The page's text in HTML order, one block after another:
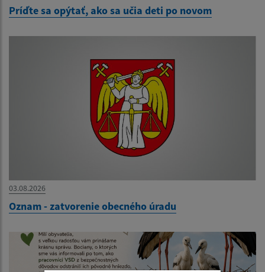
Príďte sa opýtať, ako sa učia deti po novom
03.08.2026
Oznam - zatvorenie obecného úradu